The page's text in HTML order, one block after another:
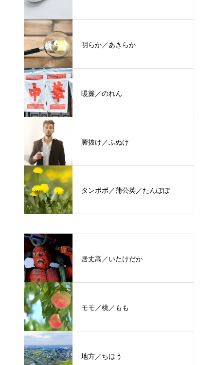
明らか／あきらか
暖簾／のれん
腑抜け／ふぬけ
タンポポ／蒲公英／たんぽぽ
居丈高／いたけだか
モモ／桃／もも
地方／ちほう